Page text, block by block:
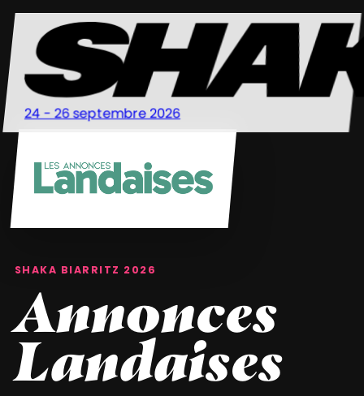
24 - 26 septembre 2026
SHAKA BIARRITZ 2026
Annonces
Landaises